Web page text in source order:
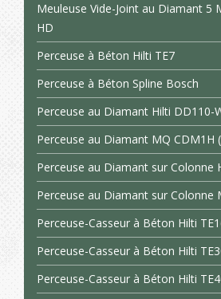
Meuleuse Vide-Joint au Diamant 5
HD
Perceuse à Béton Hilti TE7
Perceuse à Béton Spline Bosch
Perceuse au Diamant Hilti DD110-
Perceuse au Diamant MQ CDM1H
Perceuse au Diamant sur Colonne
Perceuse au Diamant sur Colonne
Perceuse-Casseur à Béton Hilti
Perceuse-Casseur à Béton Hilti
Perceuse-Casseur à Béton Hilti